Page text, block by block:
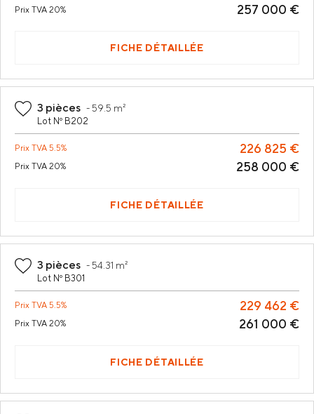
Prix TVA 20% 257 000 €
FICHE DÉTAILLÉE
3 pièces -59.5 m²
Lot Nº B202
Prix TVA 5.5% 226 825 €
Prix TVA 20% 258 000 €
FICHE DÉTAILLÉE
3 pièces -54.31 m²
Lot Nº B301
Prix TVA 5.5% 229 462 €
Prix TVA 20% 261 000 €
FICHE DÉTAILLÉE